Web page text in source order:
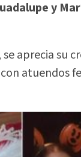
y
aprecia su
con atuendos